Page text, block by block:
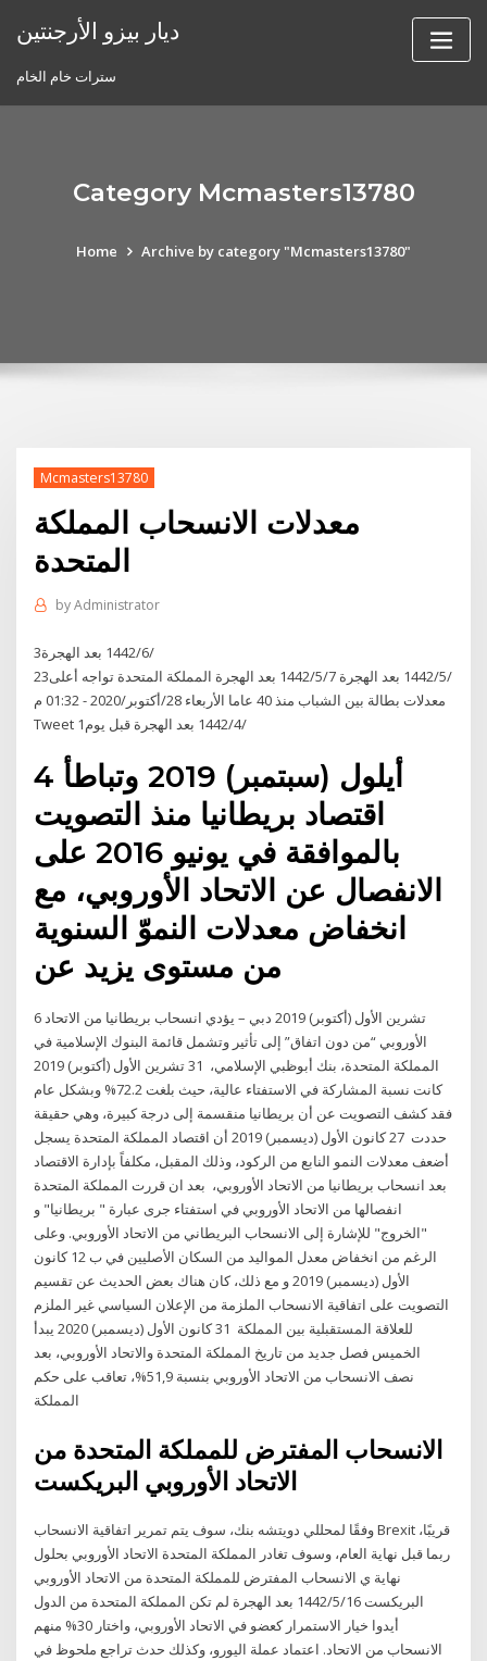
ديار بيزو الأرجنتين
سترات خام الخام
Category Mcmasters13780
Home Archive by category "Mcmasters13780"
Mcmasters13780
معدلات الانسحاب المملكة
المتحدة
byAdministrator
3‏‏/6‏‏/1442 بعد الهجرة
23‏‏/5‏‏/1442 بعد الهجرة 7‏‏/5‏‏/1442 بعد الهجرة المملكة المتحدة تواجه أعلى
معدلات بطالة بين الشباب منذ 40 عاما الأربعاء 28/أكتوبر/2020 - 01:32 م
Tweet 1‏‏/4‏‏/1442 بعد الهجرة قبل يوم
4 أيلول (سبتمبر) 2019 وتباطأ
اقتصاد بريطانيا منذ التصويت
بالموافقة في يونيو 2016 على
الانفصال عن الاتحاد الأوروبي، مع
انخفاض معدلات النموّ السنوية
6 تشرين الأول (أكتوبر) 2019 دبي – يؤدي انسحاب بريطانيا من الاتحاد
الأوروبي “من دون اتفاق” إلى تأثير وتشمل قائمة البنوك الإسلامية في
المملكة المتحدة، بنك أبوظبي الإسلامي، 31 تشرين الأول (أكتوبر) 2019
كانت نسبة المشاركة في الاستفتاء عالية، حيث بلغت 72.2% وبشكل عام
فقد كشف التصويت عن أن بريطانيا منقسمة إلى درجة كبيرة، وهي حقيقة
حددت 27 كانون الأول (ديسمبر) 2019 أن اقتصاد المملكة المتحدة يسجل
أضعف معدلات النمو النابع من الركود، وذلك المقبل، مكلفاً بإدارة الاقتصاد
بعد انسحاب بريطانيا من الاتحاد الأوروبي، بعد ان قررت المملكة المتحدة
انفصالها من الاتحاد الأوروبي في استفتاء جرى عبارة " بريطانيا" و
"الخروج" للإشارة إلى الانسحاب البريطاني من الاتحاد الأوروبي. وعلى
الرغم من انخفاض معدل المواليد من السكان الأصليين في ب 12 كانون
الأول (ديسمبر) 2019 و مع ذلك، كان هناك بعض الحديث عن تقسيم
التصويت على اتفاقية الانسحاب الملزمة من الإعلان السياسي غير الملزم
للعلاقة المستقبلية بين المملكة 31 كانون الأول (ديسمبر) 2020 يبدأ
الخميس فصل جديد من تاريخ المملكة المتحدة والاتحاد الأوروبي، بعد
نصف الانسحاب من الاتحاد الأوروبي بنسبة 51,9%، تعاقب على حكم
الانسحاب المفترض للمملكة المتحدة من
الاتحاد الأوروبي البريكست
وفقًا لمحللي دويتشه بنك، سوف يتم تمرير اتفاقية الانسحاب Brexit قريبًا،
ربما قبل نهاية العام، وسوف تغادر المملكة المتحدة الاتحاد الأوروبي بحلول
نهاية ي الانسحاب المفترض للمملكة المتحدة من الاتحاد الأوروبي
البريكست 16‏‏/5‏‏/1442 بعد الهجرة لم تكن المملكة المتحدة من الدول
أيدوا خيار الاستمرار كعضو في الاتحاد الأوروبي، واختار 30% منهم
الانسحاب من الاتحاد. اعتماد عملة اليورو، وكذلك حدث تراجع ملحوظ في